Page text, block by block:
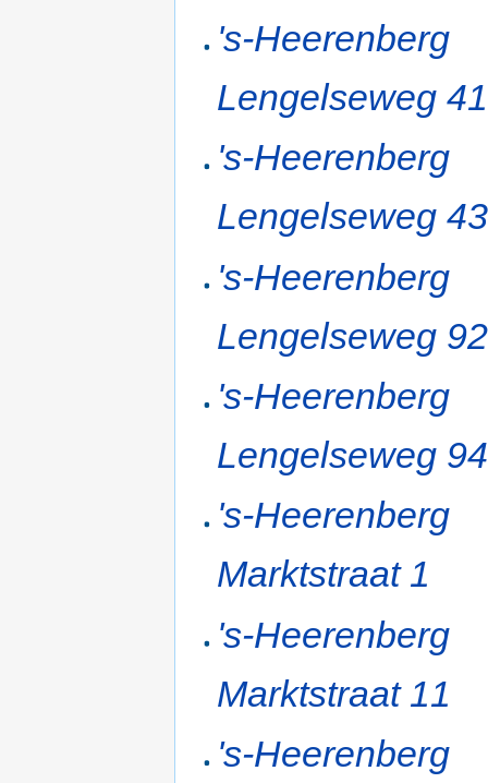
's-Heerenberg
Lengelseweg 41
's-Heerenberg
Lengelseweg 43
's-Heerenberg
Lengelseweg 92
's-Heerenberg
Lengelseweg 94
's-Heerenberg
Marktstraat 1
's-Heerenberg
Marktstraat 11
's-Heerenberg